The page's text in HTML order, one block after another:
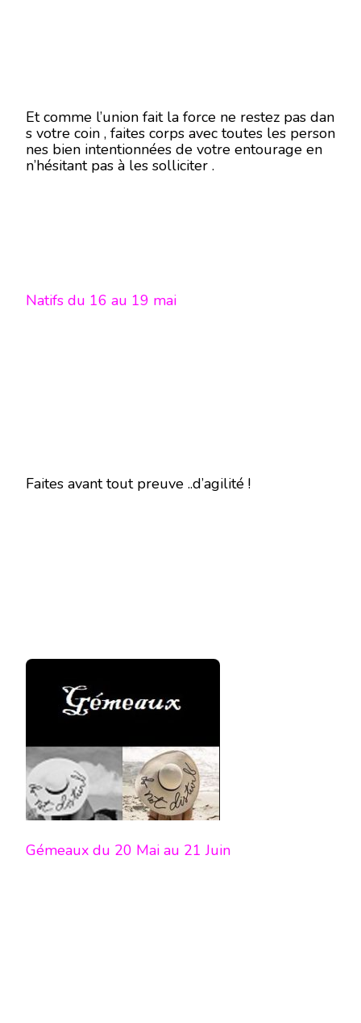
Et comme l’union fait la force ne restez pas dan
s votre coin , faites corps avec toutes les person
nes bien intentionnées de votre entourage en
n’hésitant pas à les solliciter .
Natifs du 16 au 19 mai
Faites avant tout preuve ..d’agilité !
Gémeaux du 20 Mai au 21 Juin